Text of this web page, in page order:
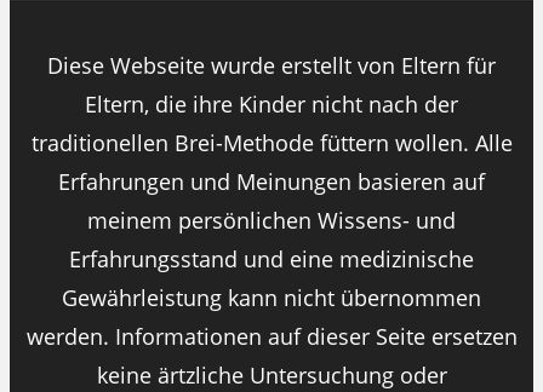
Diese Webseite wurde erstellt von Eltern für
Eltern, die ihre Kinder nicht nach der
traditionellen Brei-Methode füttern wollen. Alle
Erfahrungen und Meinungen basieren auf
meinem persönlichen Wissens- und
Erfahrungsstand und eine medizinische
Gewährleistung kann nicht übernommen
werden. Informationen auf dieser Seite ersetzen
keine ärtzliche Untersuchung oder